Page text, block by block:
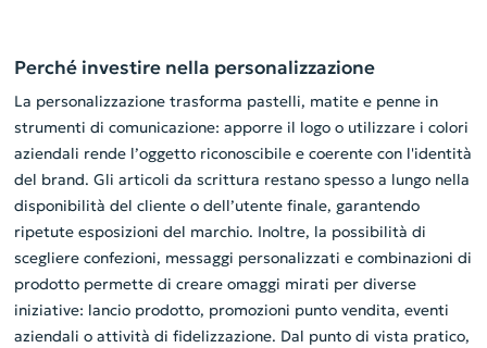
Perché investire nella personalizzazione
La personalizzazione trasforma pastelli, matite e penne in
strumenti di comunicazione: apporre il logo o utilizzare i colori
aziendali rende l’oggetto riconoscibile e coerente con l'identità
del brand. Gli articoli da scrittura restano spesso a lungo nella
disponibilità del cliente o dell’utente finale, garantendo
ripetute esposizioni del marchio. Inoltre, la possibilità di
scegliere confezioni, messaggi personalizzati e combinazioni di
prodotto permette di creare omaggi mirati per diverse
iniziative: lancio prodotto, promozioni punto vendita, eventi
aziendali o attività di fidelizzazione. Dal punto di vista pratico,